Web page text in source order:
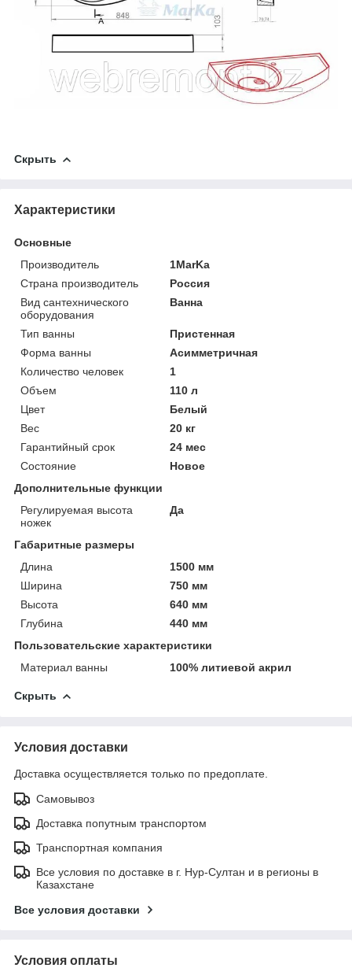
Скрыть
Характеристики
Основные
Производитель
1MarKa
Страна производитель
Россия
Вид сантехнического
оборудования
Ванна
Тип ванны
Пристенная
Форма ванны
Асимметричная
Количество человек
1
Объем
110 л
Цвет
Белый
Вес
20 кг
Гарантийный срок
24 мес
Состояние
Новое
Дополнительные функции
Регулируемая высота
ножек
Да
Габаритные размеры
Длина
1500 мм
Ширина
750 мм
Высота
640 мм
Глубина
440 мм
Пользовательские характеристики
Материал ванны
100% литиевой акрил
Скрыть
Условия доставки
Доставка осуществляется только по предоплате.
Самовывоз
Доставка попутным транспортом
Транспортная компания
Все условия по доставке в г. Нур-Султан и в регионы в
Казахстане
Все условия доставки
Условия оплаты